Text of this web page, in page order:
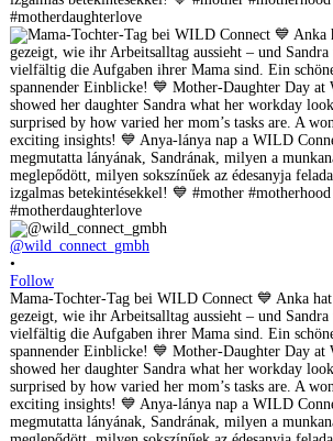
@wild_connect_gmbh
•
Follow
Mama-Tochter-Tag bei WILD Connect 💙 Anka
gezeigt, wie ihr Arbeitsalltag aussieht – und
vielfältig die Aufgaben ihrer Mama sind. Ein
spannender Einblicke! 💙 Mother-Daughter Day
showed her daughter Sandra what her workday
surprised by how varied her mom’s tasks are. A
exciting insights! 💙 Anya-lánya nap a WILD
megmutatta lányának, Sandrának, milyen a